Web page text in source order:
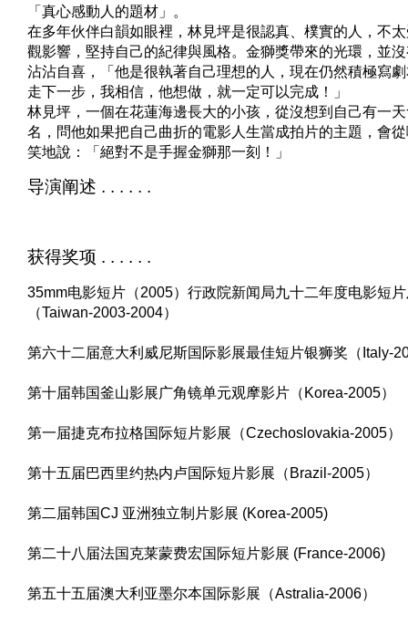
「真心感動人的題材」。
在多年伙伴白韻如眼裡，林見坪是很認真、樸實的人，不
觀影響，堅持自己的紀律與風格。金獅獎帶來的光環，並
沾沾自喜，「他是很執著自己理想的人，現在仍然積極寫
走下一步，我相信，他想做，就一定可以完成！」
林見坪，一個在花蓮海邊長大的小孩，從沒想到自己有一
名，問他如果把自己曲折的電影人生當成拍片的主題，會
笑地說：「絕對不是手握金獅那一刻！」
导演阐述 . . . . . .
获得奖项 . . . . . .
35mm电影短片（2005）行政院新闻局九十二年度电影短
（Taiwan-2003-2004）
第六十二届意大利威尼斯国际影展最佳短片银狮奖（Italy-
第十届韩国釜山影展广角镜单元观摩影片（Korea-2005）
第一届捷克布拉格国际短片影展（Czechoslovakia-2005）
第十五届巴西里约热内卢国际短片影展（Brazil-2005）
第二届韩国CJ 亚洲独立制片影展 (Korea-2005)
第二十八届法国克莱蒙费宏国际短片影展 (France-2006)
第五十五届澳大利亚墨尔本国际影展（Astralia-2006）